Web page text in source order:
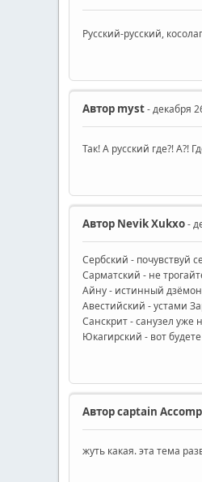
Русский-русский,
Автор myst- декабря
Так! А русский где?! А?!
Автор Nevik Xukxo-
Сербский - почувствуй
Сарматский - не
Айну - истинный
Авестийский - устами
Санскрит - санузел уже
Юкагирский - вот
Авторcaptain
жуть какая. эта тема